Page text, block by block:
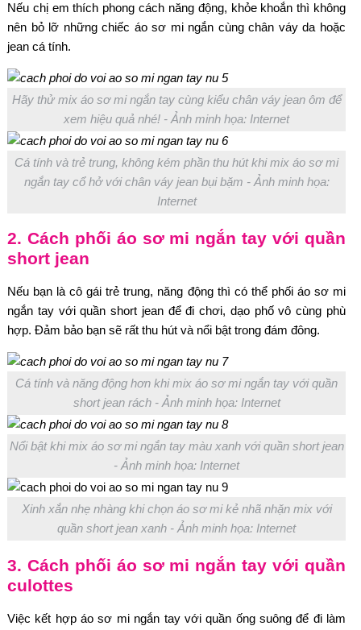
Nếu chị em thích phong cách năng động, khỏe khoắn thì không
nên bỏ lỡ những chiếc áo sơ mi ngắn cùng chân váy da hoặc
jean cá tính.
Hãy thử mix áo sơ mi ngắn tay cùng kiểu chân váy jean ôm để
xem hiệu quả nhé! - Ảnh minh họa: Internet
Cá tính và trẻ trung, không kém phần thu hút khi mix áo sơ mi
ngắn tay cổ hở với chân váy jean bụi bặm - Ảnh minh họa:
Internet
2. Cách phối áo sơ mi ngắn tay với quần
short jean
Nếu bạn là cô gái trẻ trung, năng động thì có thể phối áo sơ mi
ngắn tay với quần short jean để đi chơi, dạo phố vô cùng phù
hợp. Đảm bảo bạn sẽ rất thu hút và nổi bật trong đám đông.
Cá tính và năng động hơn khi mix áo sơ mi ngắn tay với quần
short jean rách - Ảnh minh họa: Internet
Nổi bật khi mix áo sơ mi ngắn tay màu xanh với quần short jean
- Ảnh minh họa: Internet
Xinh xắn nhẹ nhàng khi chọn áo sơ mi kẻ nhã nhặn mix với
quần short jean xanh - Ảnh minh họa: Internet
3. Cách phối áo sơ mi ngắn tay với quần
culottes
Việc kết hợp áo sơ mi ngắn tay với quần ống suông để đi làm